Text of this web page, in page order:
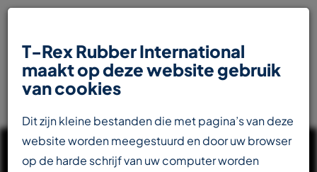
T-Rex Rubber International
maakt op deze website gebruik
van cookies
Dit zijn kleine bestanden die met pagina’s van deze
website worden meegestuurd en door uw browser
op de harde schrijf van uw computer worden